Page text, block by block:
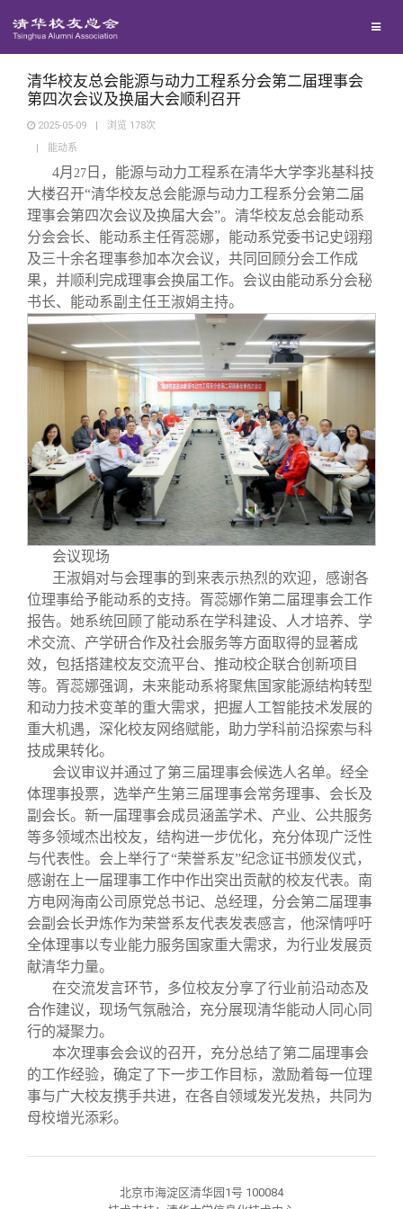
地区联络
年级联络
院系校友工作
专业委员会
兴趣群体
西南联大校友会
回馈母校
捐赠项目
捐赠新闻
捐赠纪事
捐赠方法
义工计划
媒体平台
《清华校友通讯》
《水木清华》
我要订阅
新媒体平台
百年清华
清华人物
清华故事
青春风采
校友文苑
校友讲坛
校友视界
校友服务
终身学习
信息化服务
三创大赛
实用信息
校友总会
总会简介
会长致辞
总会章程
理事会名单
制度法规
联系我们
清华校友总会能源与动力工程系分会第二届理事会
第四次会议及换届大会顺利召开
2025-05-09 | 浏览 178次
|
能动系
4月 27 日，能源与动力工程系在清华大学李兆基科技
大楼召开“清华校友总会能源与动力工程系分会第二届
理事会第四次会议及换届大会”。清华校友总会能动系
分会会长、能动系主任胥蕊娜，能动系党委书记史翊翔
及三十余名理事参加本次会议，共同回顾分会工作成
果，并顺利完成理事会换届工作。会议由能动系分会秘
书长、能动系副主任王淑娟主持。
会议现场
王淑娟对与会理事的到来表示热烈的欢迎，感谢各
位理事给予能动系的支持。胥蕊娜作第二届理事会工作
报告。她系统回顾了能动系在学科建设、人才培养、学
术交流、产学研合作及社会服务等方面取得的显著成
效，包括搭建校友交流平台、推动校企联合创新项目
等。胥蕊娜强调，未来能动系将聚焦国家能源结构转型
和动力技术变革的重大需求，把握人工智能技术发展的
重大机遇，深化校友网络赋能，助力学科前沿探索与科
技成果转化。
会议审议并通过了第三届理事会候选人名单。经全
体理事投票，选举产生第三届理事会常务理事、会长及
副会长。新一届理事会成员涵盖学术、产业、公共服务
等多领域杰出校友，结构进一步优化，充分体现广泛性
与代表性。会上举行了“荣誉系友”纪念证书颁发仪式，
感谢在上一届理事工作中作出突出贡献的校友代表。南
方电网海南公司原党总书记、总经理，分会第二届理事
会副会长尹炼作为荣誉系友代表发表感言，他深情呼吁
全体理事以专业能力服务国家重大需求，为行业发展贡
献清华力量。
在交流发言环节，多位校友分享了行业前沿动态及
合作建议，现场气氛融洽，充分展现清华能动人同心同
行的凝聚力。
本次理事会会议的召开，充分总结了第二届理事会
的工作经验，确定了下一步工作目标，激励着每一位理
事与广大校友携手共进，在各自领域发光发热，共同为
母校增光添彩。
北京市海淀区清华园1号 100084